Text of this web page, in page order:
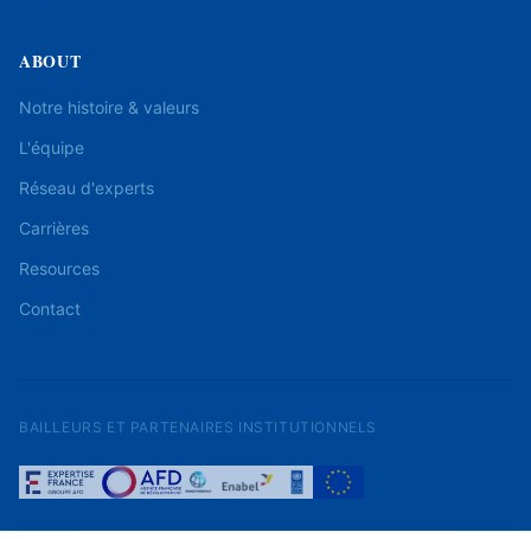
ABOUT
Notre histoire & valeurs
L'équipe
Réseau d'experts
Carrières
Resources
Contact
BAILLEURS ET PARTENAIRES INSTITUTIONNELS